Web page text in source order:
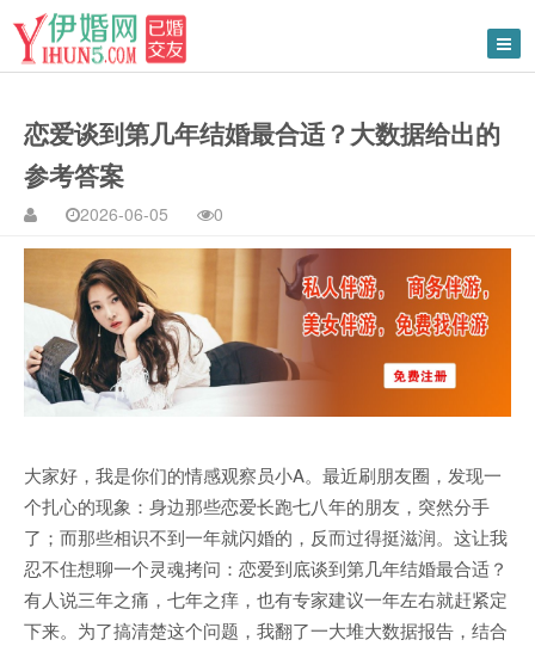
恋爱谈到第几年结婚最合适？大数据给出的
参考答案
2026-06-05 0
大家好，我是你们的情感观察员小A。最近刷朋友圈，发现一
个扎心的现象：身边那些恋爱长跑七八年的朋友，突然分手
了；而那些相识不到一年就闪婚的，反而过得挺滋润。这让我
忍不住想聊一个灵魂拷问：恋爱到底谈到第几年结婚最合适？
有人说三年之痛，七年之痒，也有专家建议一年左右就赶紧定
下来。为了搞清楚这个问题，我翻了一大堆大数据报告，结合